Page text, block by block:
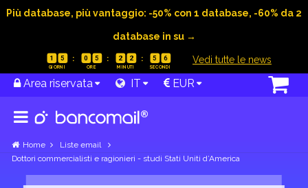
Più database, più vantaggio: -50% con 1 database, -60% da 2
database in su →
1 5 0 5 2 2 5 5 Vedi tutte le news
Area riservata IT EUR
Home
Liste email
Dottori commercialisti e ragionieri - studi Stati Uniti d’America